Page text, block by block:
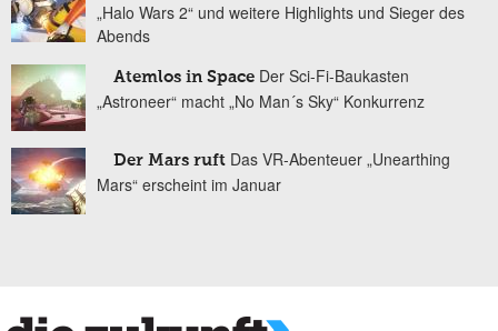
„Halo Wars 2“ und weitere Highlights und Sieger des
Abends
Atemlos in Space Der Sci-Fi-Baukasten
„Astroneer“ macht „No Man´s Sky“ Konkurrenz
Der Mars ruft Das VR-Abenteuer „Unearthing
Mars“ erscheint im Januar